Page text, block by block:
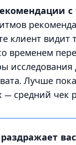
с
клиент
временем
Лучше
— средний чек